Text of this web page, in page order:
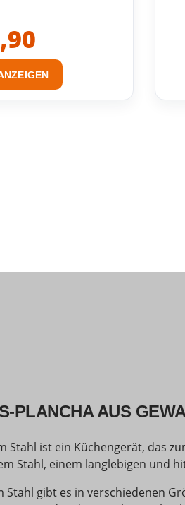
PLANCHA AUS
Stahl ist ein Küchengerät, das
Stahl, einem langlebigen und
Stahl gibt es in verschiedenen